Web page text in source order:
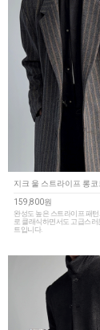
지크 울 스트라이프 롱
159,800원
완성도 높은 스트라이프 패
로 클래식하면서도 고급스러
트입니다.